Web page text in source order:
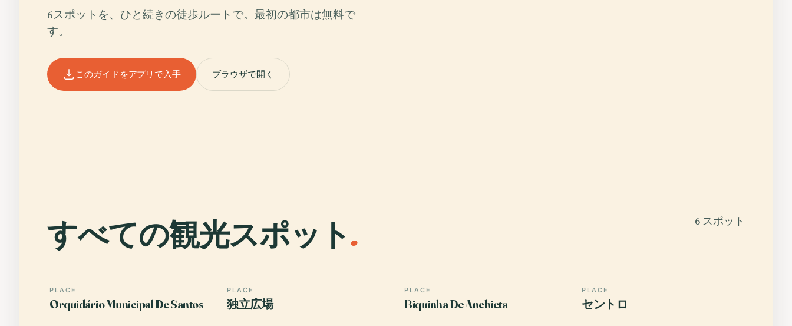
6スポットを、ひと続きの徒歩ルートで。最初の都市は無料で
す。
このガイドをアプリで入手 ブラウザで開く
すべての観光スポット. 6 スポット
PLACE
Orquidário Municipal De Santos
PLACE
独立広場
PLACE
Biquinha De Anchieta
PLACE
セントロ